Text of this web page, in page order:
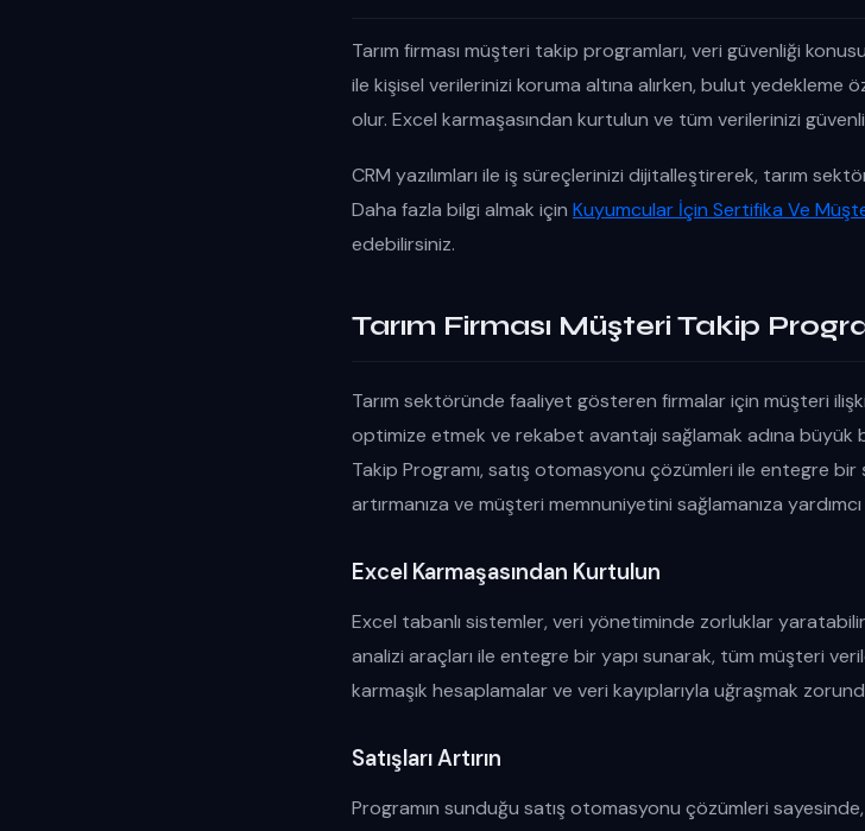
Tarım firması müşteri takip programları, veri güvenliği
ile kişisel verilerinizi koruma altına alırken, bulut yedekleme
olur. Excel karmaşasından kurtulun ve tüm verilerinizi
CRM yazılımları ile iş süreçlerinizi dijitalleştirerek, tarım
Daha fazla bilgi almak için Kuyumcular İçin Sertifika Ve
edebilirsiniz.
Tarım Firması Müşteri Takip
Tarım sektöründe faaliyet gösteren firmalar için müşteri
optimize etmek ve rekabet avantajı sağlamak adına büyük
Takip Programı, satış otomasyonu çözümleri ile entegre bir
artırmanıza ve müşteri memnuniyetini sağlamanıza
Excel Karmaşasından Kurtulun
Excel tabanlı sistemler, veri yönetiminde zorluklar
analizi araçları ile entegre bir yapı sunarak, tüm müşteri
karmaşık hesaplamalar ve veri kayıplarıyla uğraşmak
Satışları Artırın
Programın sunduğu satış otomasyonu çözümleri